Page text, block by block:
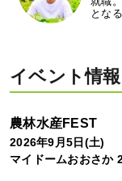
とな
イベント情報
農林水産FEST
2026年9月5日(土)
マイドームおおさか